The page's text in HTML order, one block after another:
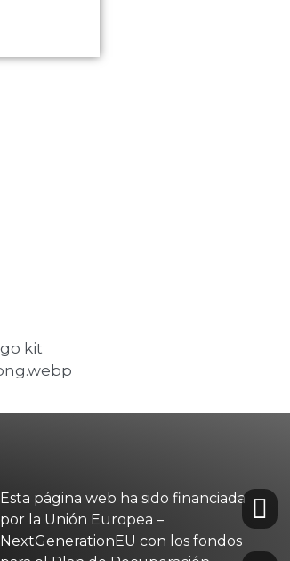
Esta página web ha sido financiada
por la Unión Europea –
NextGenerationEU con los fondos